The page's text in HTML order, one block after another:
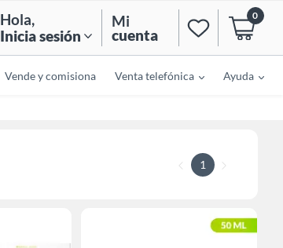
Hola,
Inicia sesión
Mi
cuenta
0
Vende y comisiona Venta telefónica Ayuda
1